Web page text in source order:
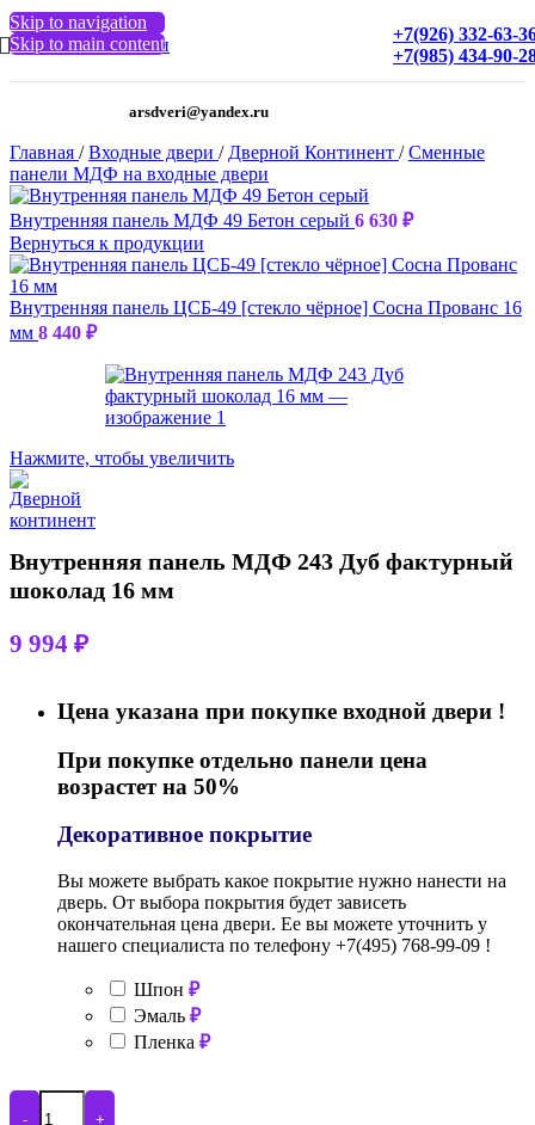
Skip to navigation
Skip to main content
МЕНЮ
+7(926) 332-63-
+7(985) 434-90-
arsdveri@yandex.ru
Главная / Входные двери / Дверной Континент / Сменные
панели МДФ на входные двери
Внутренняя панель МДФ 49 Бетон серый 6 630 ₽
Вернуться к продукции
Внутренняя панель ЦСБ-49 [стекло чёрное] Сосна Прованс 16
мм 8 440 ₽
Нажмите, чтобы увеличить
Внутренняя панель МДФ 243 Дуб фактурный
шоколад 16 мм
9 994 ₽
Цена указана при покупке входной двери !
При покупке отдельно панели цена
возрастет на 50%
Декоративное покрытие
Вы можете выбрать какое покрытие нужно нанести на
дверь. От выбора покрытия будет зависеть
окончательная цена двери. Ее вы можете уточнить у
нашего специалиста по телефону +7(495) 768-99-09 !
Шпон ₽
Эмаль ₽
Пленка ₽
-
Количество товара Внутренняя панель МДФ 243 Дуб
+